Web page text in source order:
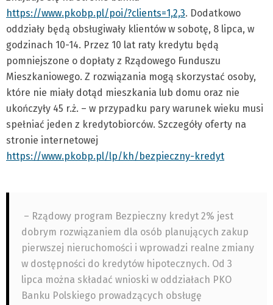
https://www.pkobp.pl/poi/?clients=1,2,3. Dodatkowo
oddziały będą obsługiwały klientów w sobotę, 8 lipca, w
godzinach 10-14. Przez 10 lat raty kredytu będą
pomniejszone o dopłaty z Rządowego Funduszu
Mieszkaniowego. Z rozwiązania mogą skorzystać osoby,
które nie miały dotąd mieszkania lub domu oraz nie
ukończyły 45 r.ż. – w przypadku pary warunek wieku musi
spełniać jeden z kredytobiorców. Szczegóły oferty na
stronie internetowej
https://www.pkobp.pl/lp/kh/bezpieczny-kredyt
– Rządowy program Bezpieczny kredyt 2% jest
dobrym rozwiązaniem dla osób planujących zakup
pierwszej nieruchomości i wprowadzi realne zmiany
w dostępności do kredytów hipotecznych. Od 3
lipca można składać wnioski w oddziałach PKO
Banku Polskiego prowadzących obsługę